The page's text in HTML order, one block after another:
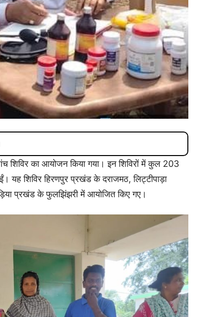
का आयोजन किया गया। इन शिविरों में कुल 203
यह शिविर हिरणपुर प्रखंड के दराजमठ, लिट्टीपाड़ा
प्रखंड के फुलझिंझरी में आयोजित किए गए।